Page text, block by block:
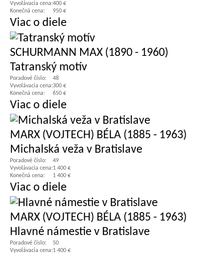
Vyvolávacia cena:400 €
Konečná cena:
950 €
Viac o diele
SCHURMANN MAX (1890 - 1960)
Tatranský motív
Poradové číslo:
48
Vyvolávacia cena:300 €
Konečná cena:
650 €
Viac o diele
MARX (VOJTECH) BÉLA (1885 - 1963)
Michalská veža v Bratislave
Poradové číslo:
49
Vyvolávacia cena:1 400 €
Konečná cena:
1 400 €
Viac o diele
MARX (VOJTECH) BÉLA (1885 - 1963)
Hlavné námestie v Bratislave
Poradové číslo:
50
Vyvolávacia cena:1 400 €